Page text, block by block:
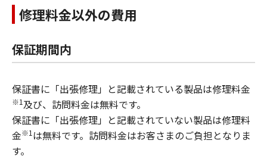
修理料金以外の費用
保証期間内
保証書に「出張修理」と記載されている製品は修理料金
※1及び、訪問料金は無料です。
保証書に「出張修理」と記載されていない製品は修理料
金※1 は無料です。訪問料金はお客さまのご負担となりま
す。